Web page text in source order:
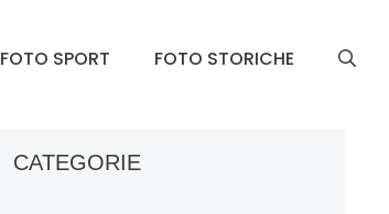
FOTO SPORT FOTO STORICHE
CATEGORIE